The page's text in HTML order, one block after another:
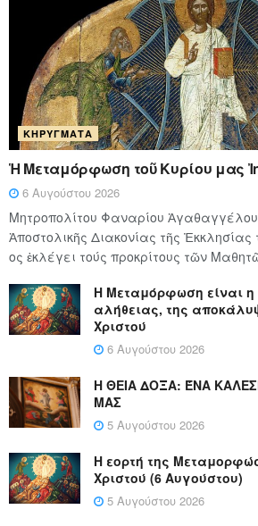
ΚΗΡΎΓΜΑΤΑ
Ἡ Μεταμόρφωση τοῦ Κυρίου μας
6 Αυγούστου 2026
Μητροπολίτου Φαναρίου
Ἀποστολικῆς Διακονίας τῆς
ος ἐκλέγει τούς προ­κρί­τους τῶν
Η Μεταμόρφωση είναι η
αλήθειας, της
Χριστού
6 Αυγούστου 2026
Η ΘΕΙΑ ΔΟΞΑ: ΈΝΑ
ΜΑΣ
5 Αυγούστου 2026
Η εορτή της
Χριστού (6 Αυγούστου)
5 Αυγούστου 2026